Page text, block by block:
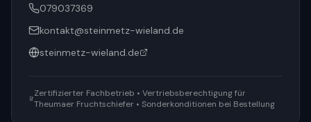
079037369
kontakt@steinmetz-wieland.de
steinmetz-wieland.de
Zertifizierter Fachbetrieb • Vertriebsberechtigung für
Theumaer Fruchtschiefer • Sonderkonditionen bei Bestellung